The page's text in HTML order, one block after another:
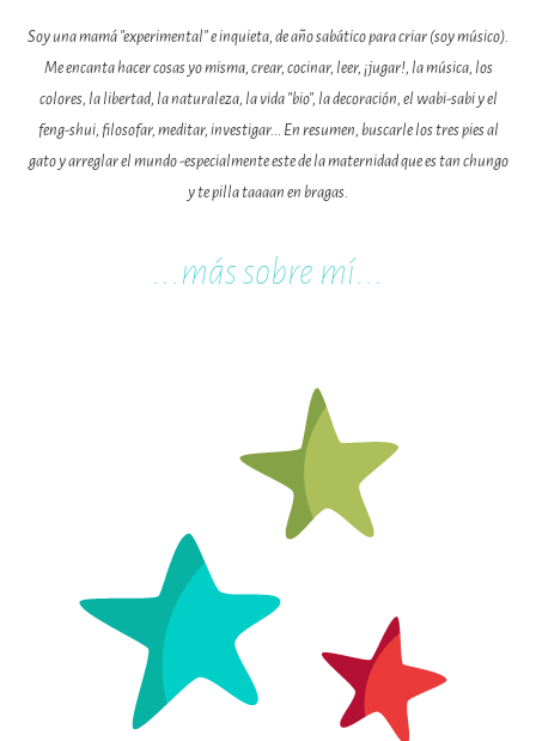
Soy una mamá "experimental" e inquieta, de año sabático para criar (soy músico).
Me encanta hacer cosas yo misma, crear, cocinar, leer, ¡jugar!, la música, los
colores, la libertad, la naturaleza, la vida "bio", la decoración, el wabi-sabi y el
feng-shui, filosofar, meditar, investigar... En resumen, buscarle los tres pies al
gato y arreglar el mundo -especialmente este de la maternidad que es tan chungo
y te pilla taaaan en bragas.
...más sobre mí...